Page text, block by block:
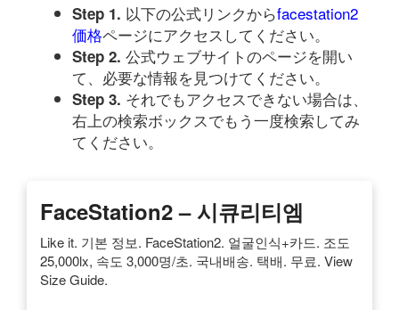
Step 1. 以下の公式リンクからfacestation2
価格ページにアクセスしてください。
Step 2. 公式ウェブサイトのページを開い
て、必要な情報を見つけてください。
Step 3. それでもアクセスできない場合は、
右上の検索ボックスでもう一度検索してみ
てください。
FaceStation2 – 시큐리티엠
Like it. 기본 정보. FaceStation2. 얼굴인식+카드. 조도
25,000lx, 속도 3,000명/초. 국내배송. 택배. 무료. View
Size Guide.